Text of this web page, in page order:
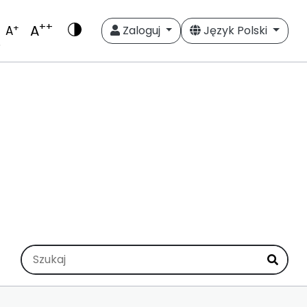
A+ A++ Zaloguj Język Polski